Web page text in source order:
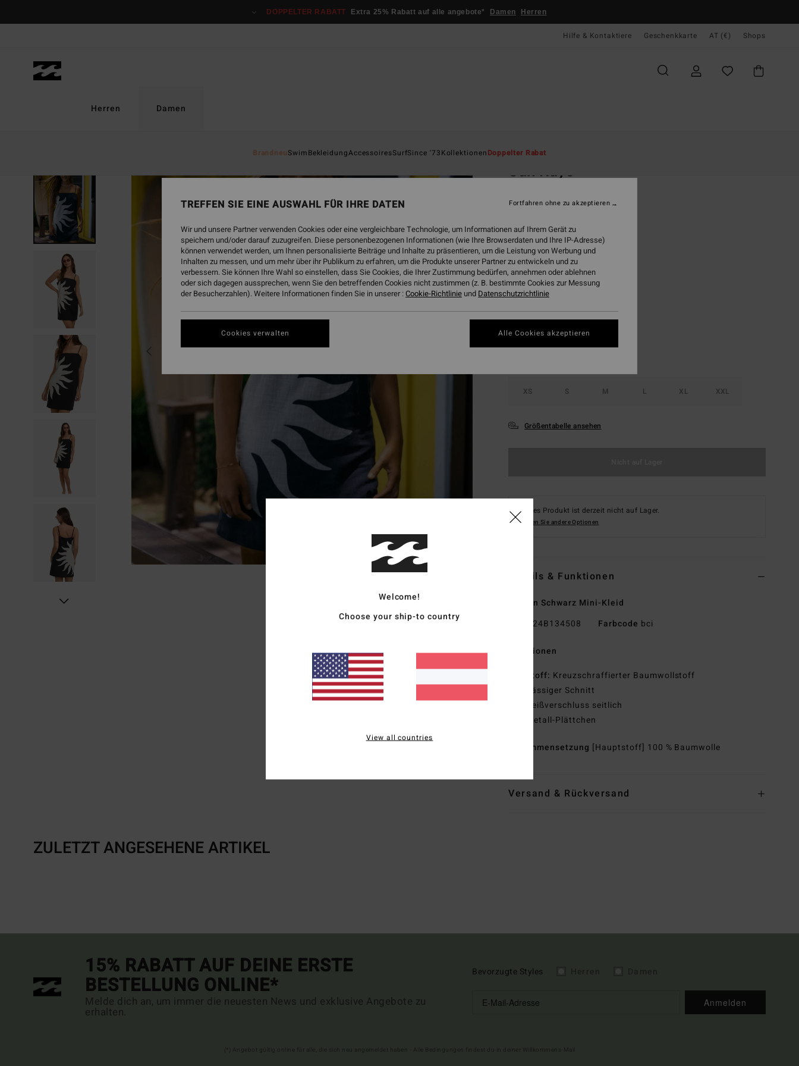
DOPPELTER RABATT Extra 25% Rabatt auf alle angebote* Damen Herren
Hilfe & Kontaktiere Geschenkkarte AT (€) Shops
Herren Damen
BrandneuSwimBekleidungAccessoiresSurfSince '73KollektionenDoppelter Rabat
Sun Rays
€ 26,23
SALE
DOPPELTER RABATT EXTRA 25%
FarbeBlack White
XS S M L XL XXL
Größentabelle ansehen
Dieses Produkt ist derzeit nicht auf Lager.
Kaufen Sie andere Optionen
Details & Funktionen
Frauen Schwarz Mini-Kleid
24B134508 Farbcode bci
Funktionen
Stoff: Kreuzschraffierter Baumwollstoff
Lässiger Schnitt
Reißverschluss seitlich
Metall-Plättchen
Zusammensetzung [Hauptstoff] 100 % Baumwolle
Versand & Rückversand
ZULETZT ANGESEHENE ARTIKEL
15% RABATT AUF DEINE ERSTE
BESTELLUNG ONLINE*
Melde dich an, um immer die neuesten News und exklusive Angebote zu
erhalten.
Bevorzugte Styles
Anmelden
Welcome!
Choose your ship-to country
View all countries
TREFFEN SIE EINE AUSWAHL FÜR IHRE DATEN
Wir und unsere Partner verwenden Cookies oder eine vergleichbare Technologie, um Informationen auf Ihrem Gerät zu
speichern und/oder darauf zuzugreifen. Diese personenbezogenen Informationen (wie Ihre Browserdaten und Ihre IP-Adresse)
können verwendet werden, um Ihnen personalisierte Beiträge und Inhalte zu präsentieren, um die Leistung von Werbung und
Inhalten zu messen, und um mehr über ihr Publikum zu erfahren, um die Produkte unserer Partner zu entwickeln und zu
verbessern. Sie können Ihre Wahl so einstellen, dass Sie Cookies, die Ihrer Zustimmung bedürfen, annehmen oder ablehnen
oder sich dagegen aussprechen, wenn Sie den betreffenden Cookies nicht zustimmen (z. B. bestimmte Cookies zur Messung
der Besucherzahlen). Weitere Informationen finden Sie in unserer :Cookie-Richtlinie und Datenschutzrichtlinie
Cookies verwalten
Fortfahren ohne zu akzeptieren
Alle Cookies akzeptieren